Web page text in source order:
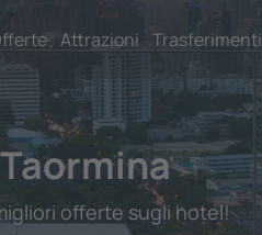
Attrazioni Trasferimenti
offerte sugli hotel!